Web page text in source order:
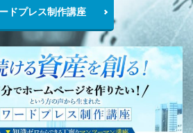
ドプレス制作講座